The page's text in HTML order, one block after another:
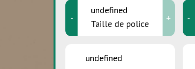
-
undefined
Taille de police
+ -
undefined